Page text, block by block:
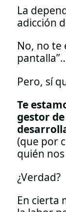
La
adicción
No, no te
Pero, sí
Te
gestor
(que por
quién
¿Verdad?
En cierta